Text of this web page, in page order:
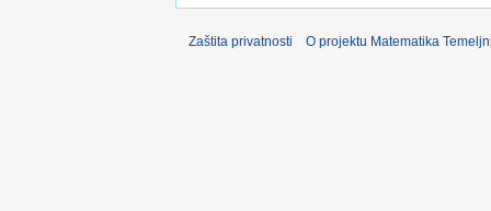
Zaštita privatnosti O projektu Matematika